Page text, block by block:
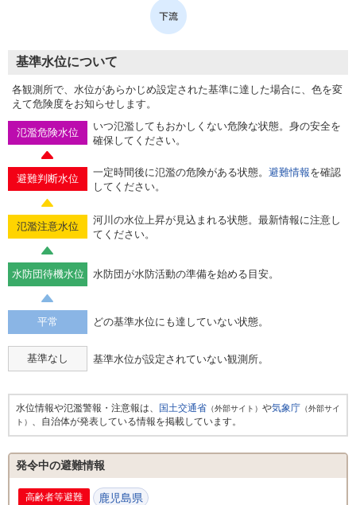
基準水位について
各観測所で、水位があらかじめ設定された基準に達した場合に、色を変
えて危険度をお知らせします。
氾濫危険水位
いつ氾濫してもおかしくない危険な状態。身の安全を
確保してください。
避難判断水位
一定時間後に氾濫の危険がある状態。 避難情報を確認
してください。
氾濫注意水位
河川の水位上昇が見込まれる状態。最新情報に注意し
てください。
水防団待機水位 水防団が水防活動の準備を始める目安。
平常 どの基準水位にも達していない状態。
基準なし 基準水位が設定されていない観測所。
水位情報や氾濫警報・注意報は、 国土交通省 （外部サイト） や気象庁 （外部サイ
ト） 、自治体が発表している情報を掲載しています。
発令中の避難情報
高齢者等避難 鹿児島県